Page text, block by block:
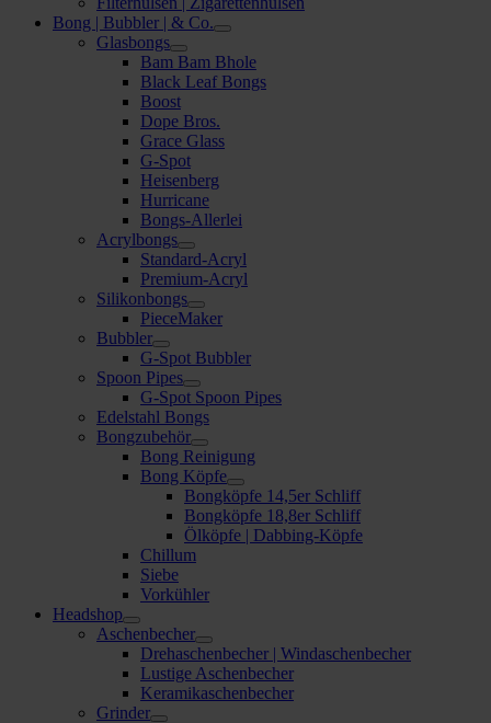
Bong | Bubbler | & Co.
Glasbongs
Bam Bam Bhole
Black Leaf Bongs
Boost
Dope Bros.
Grace Glass
G-Spot
Heisenberg
Hurricane
Bongs-Allerlei
Acrylbongs
Standard-Acryl
Premium-Acryl
Silikonbongs
PieceMaker
Bubbler
G-Spot Bubbler
Spoon Pipes
G-Spot Spoon Pipes
Edelstahl Bongs
Bongzubehör
Bong Reinigung
Bong Köpfe
Bongköpfe 14,5er Schliff
Bongköpfe 18,8er Schliff
Ölköpfe | Dabbing-Köpfe
Chillum
Siebe
Vorkühler
Headshop
Aschenbecher
Drehaschenbecher | Windaschenbecher
Lustige Aschenbecher
Keramikaschenbecher
Grinder